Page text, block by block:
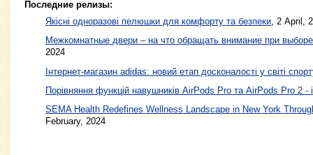
Последние релизы:
Якісні одноразові пелюшки для комфорту та безпеки, 2 April,
Межкомнатные двери – на что обращать внимание при
2024
Інтернет-магазин adidas: новий етап досконалості у світі
Порівняння функцій навушників AirPods Pro та AirPods Pro 2 -
SEMA Health Redefines Wellness Landscape in New York
February, 2024